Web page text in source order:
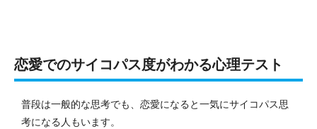
恋愛でのサイコパス度がわかる心理テスト
普段は一般的な思考でも、恋愛になると一気にサイコパス思
考になる人もいます。